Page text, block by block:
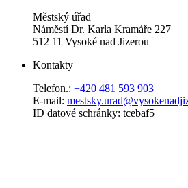
Městský úřad
Náměstí Dr. Karla Kramáře 227
512 11 Vysoké nad Jizerou
Kontakty
Telefon.: +420 481 593 903
E-mail:
ID datové schránky: tcebaf5